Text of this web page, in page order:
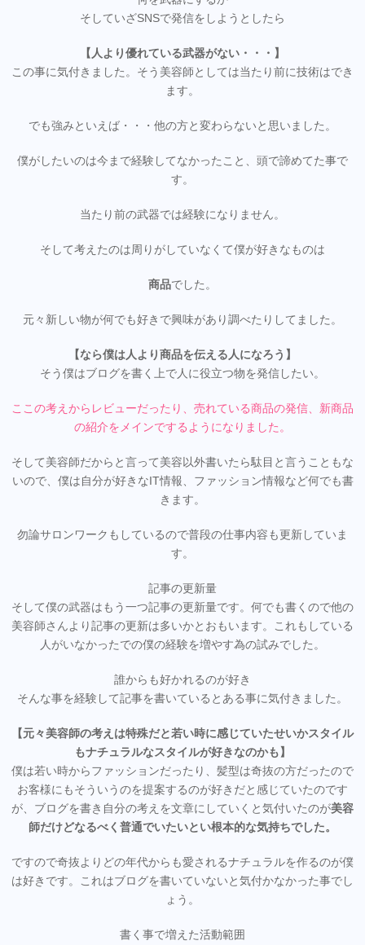
そしていざSNSで発信をしようとしたら
【人より優れている武器がない・・・】
この事に気付きました。そう美容師としては当たり前に技術はでき
ます。
でも強みといえば・・・他の方と変わらないと思いました。
僕がしたいのは今まで経験してなかったこと、頭で諦めてた事で
す。
当たり前の武器では経験になりません。
そして考えたのは周りがしていなくて僕が好きなものは
商品でした。
元々新しい物が何でも好きで興味があり調べたりしてました。
【なら僕は人より商品を伝える人になろう】
そう僕はブログを書く上で人に役立つ物を発信したい。
ここの考えからレビューだったり、売れている商品の発信、新商品
の紹介をメインでするようになりました。
そして美容師だからと言って美容以外書いたら駄目と言うこともな
いので、僕は自分が好きなIT情報、ファッション情報など何でも書
きます。
勿論サロンワークもしているので普段の仕事内容も更新していま
す。
記事の更新量
そして僕の武器はもう一つ記事の更新量です。何でも書くので他の
美容師さんより記事の更新は多いかとおもいます。これもしている
人がいなかったでの僕の経験を増やす為の試みでした。
誰からも好かれるのが好き
そんな事を経験して記事を書いているとある事に気付きました。
【元々美容師の考えは特殊だと若い時に感じていたせいかスタイル
もナチュラルなスタイルが好きなのかも】
僕は若い時からファッションだったり、髪型は奇抜の方だったので
お客様にもそういうのを提案するのが好きだと感じていたのです
が、ブログを書き自分の考えを文章にしていくと気付いたのが美容
師だけどなるべく普通でいたいとい根本的な気持ちでした。
ですので奇抜よりどの年代からも愛されるナチュラルを作るのが僕
は好きです。これはブログを書いていないと気付かなかった事でし
ょう。
書く事で増えた活動範囲